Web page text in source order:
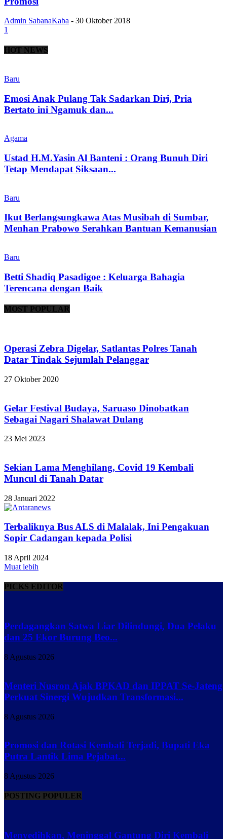
Admin SabanaKaba - 30 Oktober 2018
1
HOT NEWS
Baru
Emosi Anak Pulang Tak Sadarkan Diri, Pria
Bertato ini Ngamuk dan...
Agama
Ustad H.M.Yasin Al Banteni : Orang Bunuh Diri
Tetap Mendapat Siksaan...
Baru
Ikut Berlangsungkawa Atas Musibah di Sumbar,
Menhan Prabowo Serahkan Bantuan Kemanusian
Baru
Betti Shadiq Pasadigoe : Keluarga Bahagia
Terencana dengan Baik
MOST POPULAR
Operasi Zebra Digelar, Satlantas Polres Tanah
Datar Tindak Sejumlah Pelanggar
27 Oktober 2020
Gelar Festival Budaya, Saruaso Dinobatkan
Sebagai Nagari Shalawat Dulang
23 Mei 2023
Sekian Lama Menghilang, Covid 19 Kembali
Muncul di Tanah Datar
28 Januari 2022
Terbaliknya Bus ALS di Malalak, Ini Pengakuan
Sopir Cadangan kepada Polisi
18 April 2024
Muat lebih
PICKS EDITOR
Perdagangkan Satwa Liar Dilindungi, Dua Pelaku
dan 25 Ekor Burung Beo...
8 Agustus 2026
Menteri Nusron Ajak BPKAD dan IPPAT Se-Jateng
Perkuat Sinergi Wujudkan Transformasi...
8 Agustus 2026
Promosi dan Rotasi Kembali Terjadi, Bupati Eka
Putra Lantik Lima Pejabat...
8 Agustus 2026
POSTING POPULER
Menyedihkan, Meninggal Gantung Diri Kembali